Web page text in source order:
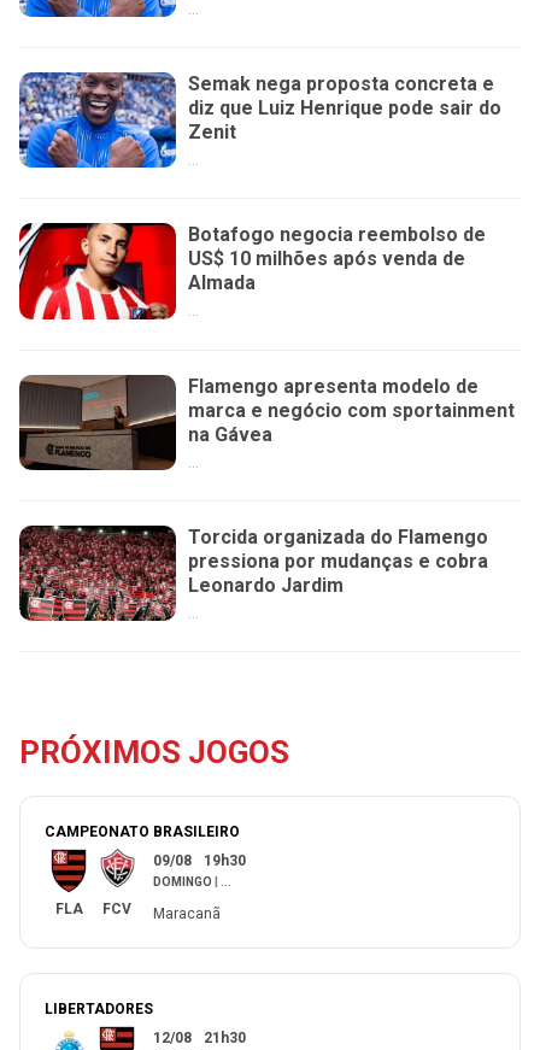
...
Semak nega proposta concreta e
diz que Luiz Henrique pode sair do
Zenit
...
Botafogo negocia reembolso de
US$ 10 milhões após venda de
Almada
...
Flamengo apresenta modelo de
marca e negócio com sportainment
na Gávea
Torcida organizada do Flamengo
pressiona por mudanças e cobra
Leonardo Jardim
...
PRÓXIMOS JOGOS
CAMPEONATO BRASILEIRO
FLA FCV
09/08 19h30
DOMINGO
Maracanã
LIBERTADORES
12/08 21h30